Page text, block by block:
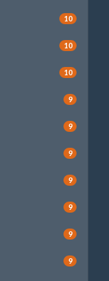
10
10
10
9
9
9
9
9
9
9